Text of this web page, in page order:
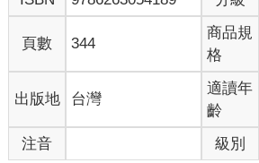
頁數 344
商品規
格
出版地 台灣
適讀年
齡
注音 級別